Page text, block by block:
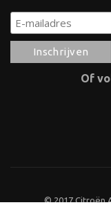
Of
© 2017 Citroën